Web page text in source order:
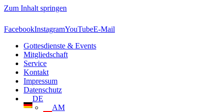
Zum Inhalt springen
FacebookInstagramYouTubeE-Mail
Gottesdienste & Events
Mitgliedschaft
Service
Kontakt
Impressum
Datenschutz
DE
AM